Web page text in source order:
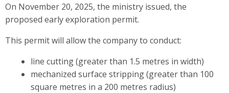
On November 20, 2025, the ministry issued, the
proposed early exploration permit.
This permit will allow the company to conduct:
line cutting (greater than 1.5 metres in width)
mechanized surface stripping (greater than 100
square metres in a 200 metres radius)